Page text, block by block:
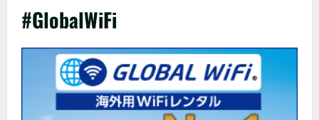
ニ
ー
#GlobalWiFi